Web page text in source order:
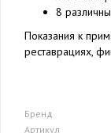
8
Показания к
реставрациях,
Бренд
Артикул